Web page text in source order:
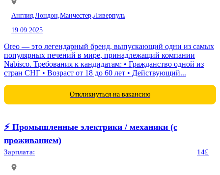
Англия, Лондон, Манчестер, Ливерпуль
19.09.2025
Oreo — это легендарный бренд, выпускающий одни из самых
популярных печений в мире, принадлежащий компании
Nabisco. Требования к кандидатам: • Гражданство одной из
стран СНГ • Возраст от 18 до 60 лет • Действующий...
Откликнуться на вакансию
⚡️ Промышленные электрики / механики (с
проживанием)
Зарплата: 14£